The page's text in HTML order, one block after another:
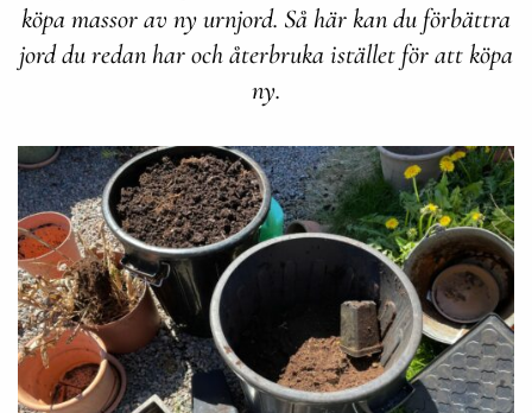
köpa massor av ny urnjord. Så här kan du förbättra
jord du redan har och återbruka istället för att köpa
ny.